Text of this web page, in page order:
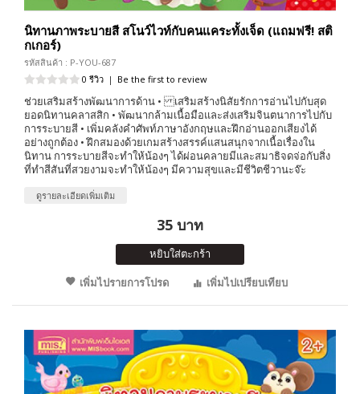
นิทานภาพระบายสี สโนว์ไวท์กับคนแคระทั้งเจ็ด (แถมฟรี! สติ
กเกอร์)
รหัสสินค้า : P-YOU-687
0 รีวิว | Be the first to review
ช่วยเสริมสร้างพัฒนาการด้าน • เสริมสร้างนิสัยรักการอ่านไปกับสุด
ยอดนิทานคลาสสิก • พัฒนากล้ามเนื้อมือและส่งเสริมจินตนาการไปกับ
การระบายสี • เพิ่มคลังคำศัพท์ภาษาอังกฤษและฝึกอ่านออกเสียงได้
อย่างถูกต้อง • ฝึกสมองด้วยเกมสร้างสรรค์แสนสนุกจากเนื้อเรื่องใน
นิทาน การระบายสีจะทำให้น้องๆ ได้ผ่อนคลายมีและสมาธิจดจ่อกับสิ่ง
ที่ทำสีสันที่สวยงามจะทำให้น้องๆ มีความสุขและมีชีวิตชีวานะจ๊ะ
ดูรายละเอียดเพิ่มเติม
35 บาท
หยิบใส่ตะกร้า
เพิ่มไปรายการโปรด
เพิ่มไปเปรียบเทียบ